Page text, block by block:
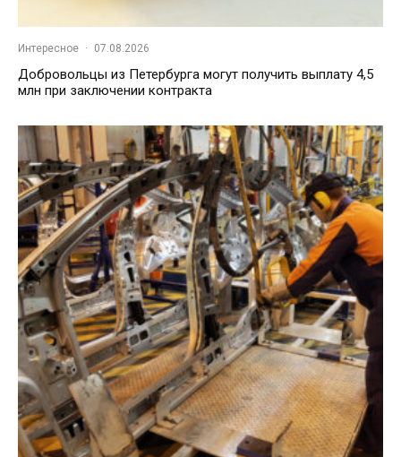
Интересное · 07.08.2026
Добровольцы из Петербурга могут получить выплату 4,5
млн при заключении контракта